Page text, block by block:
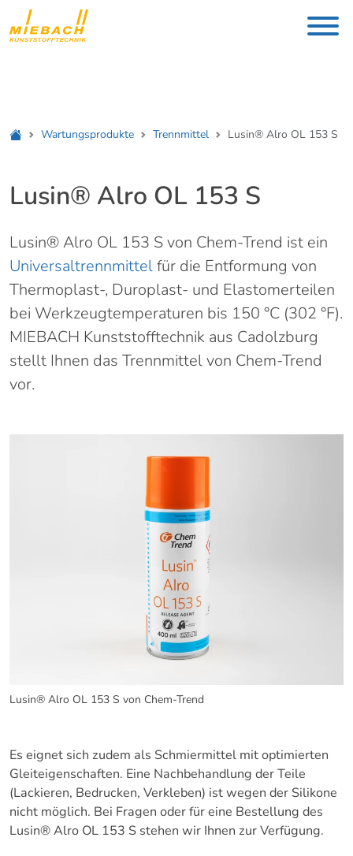
Wartungsprodukte Trennmittel Lusin® Alro OL 153 S
Lusin® Alro OL 153 S
Lusin® Alro OL 153 S von Chem-Trend ist ein
Universaltrennmittelfür die Entformung von
Thermoplast-, Duroplast- und Elastomerteilen
bei Werkzeugtemperaturen bis 150 °C (302 °F).
MIEBACH Kunststofftechnik aus Cadolzburg
stellt Ihnen das Trennmittel von Chem-Trend
vor.
Lusin® Alro OL 153 S von Chem-Trend
Es eignet sich zudem als Schmiermittel mit optimierten
Gleiteigenschaften. Eine Nachbehandlung der Teile
(Lackieren, Bedrucken, Verkleben) ist wegen der Silikone
nicht möglich. Bei Fragen oder für eine Bestellung des
Lusin® Alro OL 153 S stehen wir Ihnen zur Verfügung.